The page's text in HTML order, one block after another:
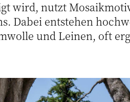
wird, nutzt
Dabei entstehen
und Leinen, oft